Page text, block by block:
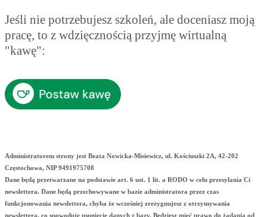
Jeśli nie potrzebujesz szkoleń, ale doceniasz moją
pracę, to z wdzięcznością przyjmę wirtualną
"kawę":
Administratorem strony jest Beata Nowicka-Misiewicz, ul. Kościuszki 2A, 42-202
Częstochowa, NIP 9491975708
Dane będą przetwarzane na podstawie art. 6 ust. 1 lit. a RODO w celu przesyłania Ci
newslettera. Dane będą przechowywane w bazie administratora przez czas
funkcjonowania newslettera, chyba że wcześniej zrezygnujesz z otrzymywania
newslettera, co spowoduje usunięcie danych z bazy. Będziesz mieć prawo do żądania od